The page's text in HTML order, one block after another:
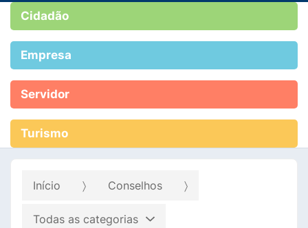
Cidadão
Empresa
Servidor
Turismo
Início Conselhos
Todas as categorias